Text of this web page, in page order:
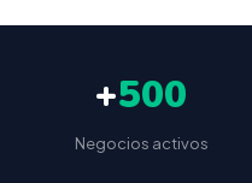
+500
Negocios activos